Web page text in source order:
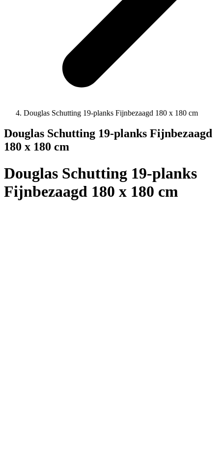
Douglas Schutting 19-planks Fijnbezaagd 180 x 180 cm
Douglas Schutting 19-planks Fijnbezaagd
180 x 180 cm
Douglas Schutting 19-planks
Fijnbezaagd 180 x 180 cm